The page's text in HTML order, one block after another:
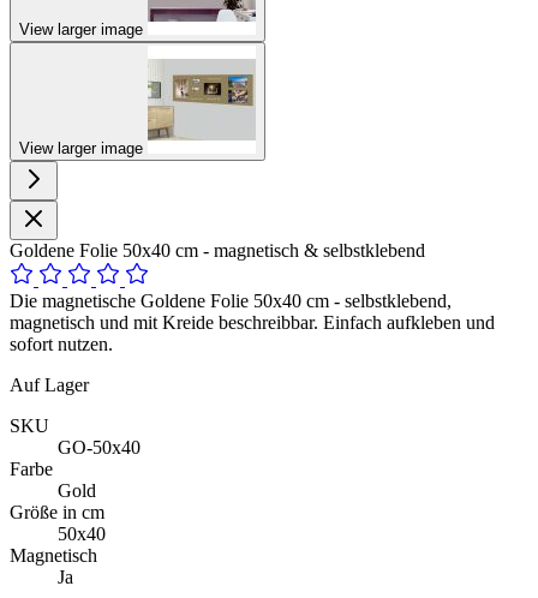
View larger image
View larger image
Goldene Folie 50x40 cm - magnetisch & selbstklebend
Die magnetische Goldene Folie 50x40 cm - selbstklebend,
magnetisch und mit Kreide beschreibbar. Einfach aufkleben und
sofort nutzen.
Auf Lager
SKU
GO-50x40
Farbe
Gold
Größe in cm
50x40
Magnetisch
Ja